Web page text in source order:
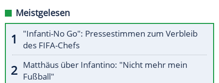
Meistgelesen
"Infanti-No Go": Pressestimmen zum Verbleib
des FIFA-Chefs
Matthäus über Infantino: "Nicht mehr mein
Fußball"